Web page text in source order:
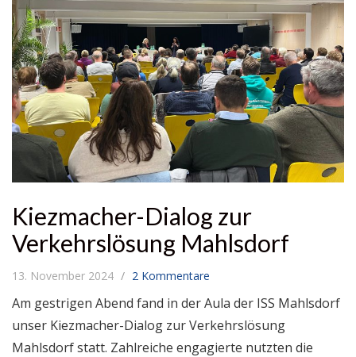
Kiezmacher-Dialog zur
Verkehrslösung Mahlsdorf
13. November 2024 2 Kommentare
Am gestrigen Abend fand in der Aula der ISS Mahlsdorf
unser Kiezmacher-Dialog zur Verkehrslösung
Mahlsdorf statt. Zahlreiche engagierte nutzten die